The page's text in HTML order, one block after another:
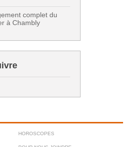
complet du
à Chambly
HOROSCOPES